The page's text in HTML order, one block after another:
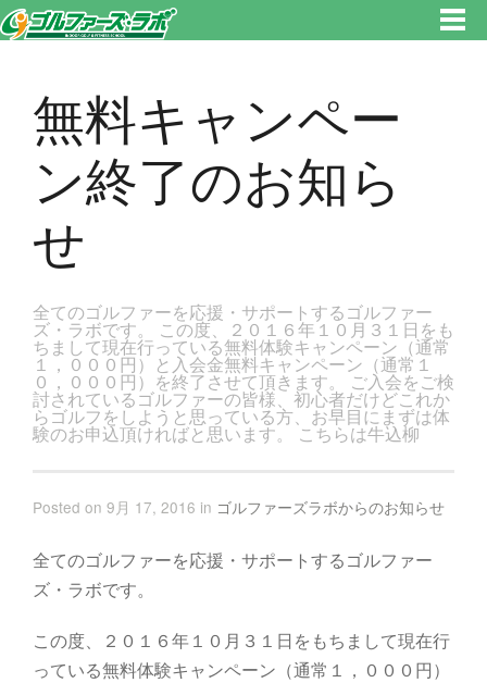
河田で気軽にゴルフレッスン！
無料キャンペー
ン終了のお知ら
せ
全てのゴルファーを応援・サポートするゴルファー
ズ・ラボです。 この度、２０１６年１０月３１日をも
ちまして現在行っている無料体験キャンペーン（通常
１，０００円）と入会金無料キャンペーン（通常１
０，０００円）を終了させて頂きます。 ご入会をご検
討されているゴルファーの皆様、初心者だけどこれか
らゴルフをしようと思っている方、お早目にまずは体
験のお申込頂ければと思います。 こちらは牛込柳
Posted on 9月 17, 2016 in ゴルファーズラボからのお知らせ
全てのゴルファーを応援・サポートするゴルファー
ズ・ラボです。
この度、２０１６年１０月３１日をもちまして現在行
っている無料体験キャンペーン（通常１，０００円）